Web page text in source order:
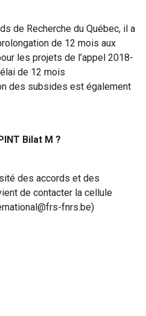
de Recherche du Québec, il a
de 12 mois aux
les projets de l’appel 2018-
de 12 mois
des subsides est également
Bilat M ?
des accords et des
de contacter la cellule
fnrs.be)